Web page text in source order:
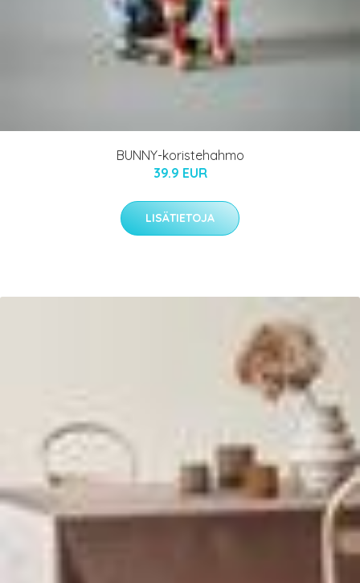
BUNNY-koristehahmo
39.9 EUR
LISÄTIETOJA